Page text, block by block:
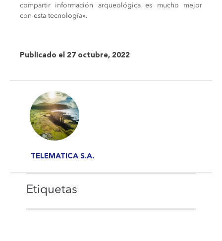
compartir información arqueológica es mucho mejor
con esta tecnología».
Publicado el 27 octubre, 2022
TELEMATICA S.A.
Etiquetas